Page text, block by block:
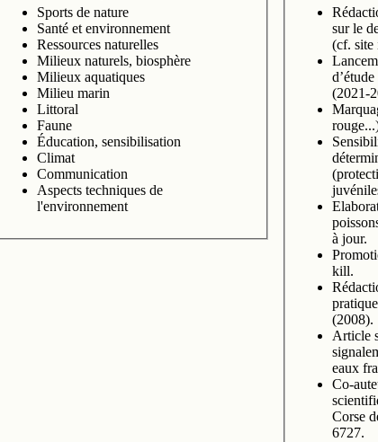
Sports de nature
Santé et environnement
Ressources naturelles
Milieux naturels, biosphère
Milieux aquatiques
Milieu marin
Littoral
Faune
Éducation, sensibilisation
Climat
Communication
Aspects techniques de
l'environnement
sur le
(cf. site
(2021-
à jour.
kill.
(2008).
Article
eaux
Co-
Corse
6727.